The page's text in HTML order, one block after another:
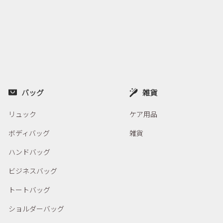
バッグ
リュック
ボディバッグ
ハンドバッグ
ビジネスバッグ
トートバッグ
ショルダーバッグ
雑貨
ケア用品
雑貨